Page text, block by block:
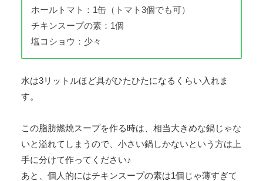
ホールトマト：1缶（トマト3個でも可）
チキンスープの素：1個
塩コショウ：少々
水は3リットルほど具がひたひたになるくらい入れま
す。
この脂肪燃焼スープを作る時は、相当大きめな鍋じゃな
いと溢れてしまうので、小さい鍋しかないという方は上
手に分けて作ってください♪
あと、個人的にはチキンスープの素は1個じゃ薄すぎて